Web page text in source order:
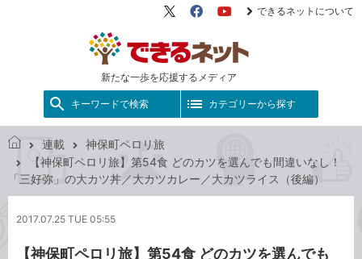
新たな一歩を応援するメディア
X（旧
FacebookYouTube
できるネットについて
キーワードで検索 カテゴリーから探す
き
ッ
連載
神保町ペロリ旅
【神保町ペロリ旅】第54食 どのカツを選んでも間違いなし！
「三好弥」の大カツ丼／大カツカレー／大カツライス（後編）
2017.07.25 TUE 05:55
【神保町ペロリ旅】第54食 どのカツを選んでも